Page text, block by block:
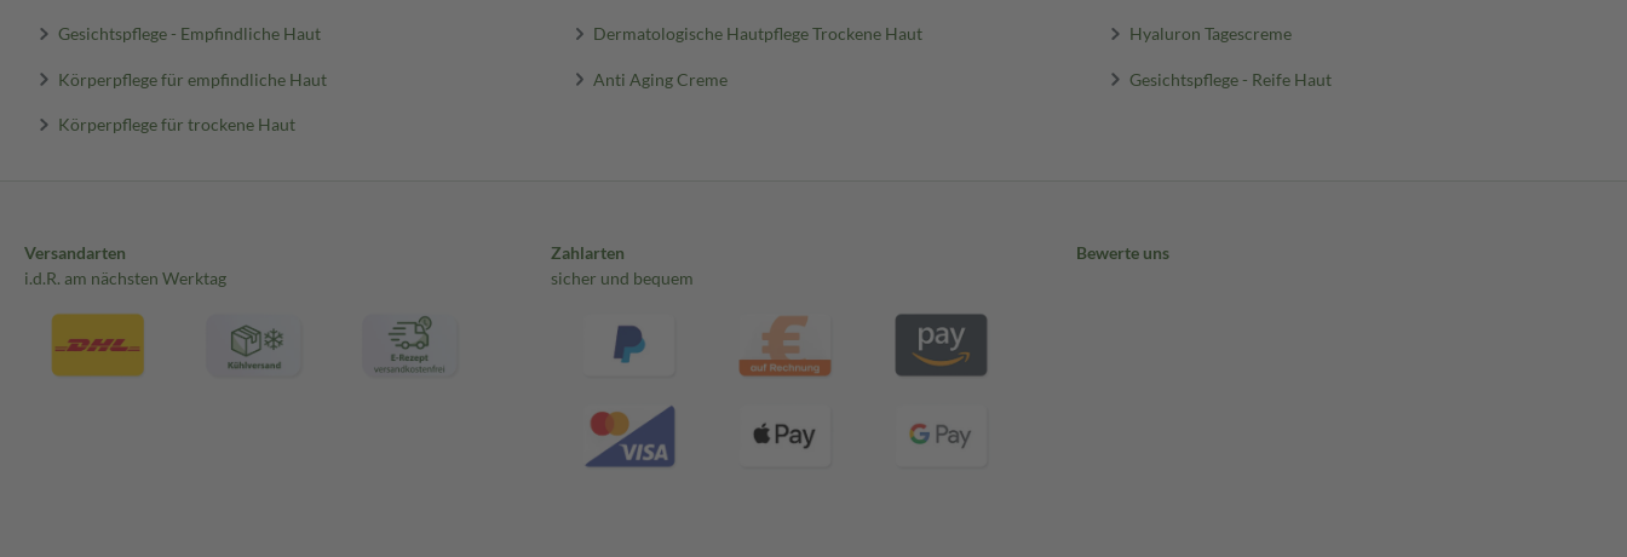
Gesichtspflege - Empfindliche Haut Dermatologische Hautpflege Trockene Haut Hyaluron Tagescreme
Körperpflege für empfindliche Haut Anti Aging Creme Gesichtspflege - Reife Haut
Körperpflege für trockene Haut
Versandarten
i.d.R. am nächsten Werktag
Zahlarten
sicher und bequem
Bewerte uns